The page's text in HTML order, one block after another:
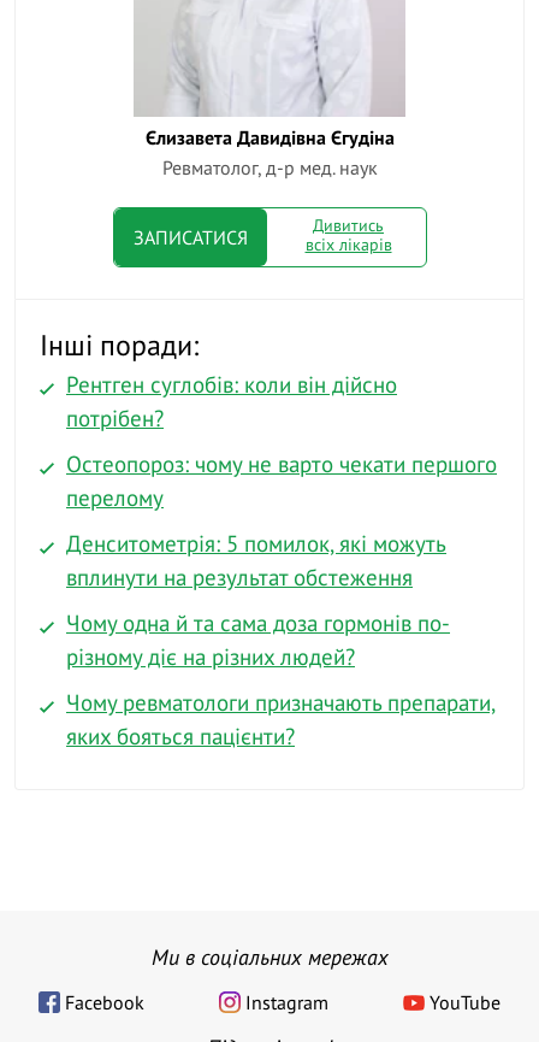
Єлизавета Давидівна Єгудіна
Ревматолог, д-р мед. наук
ЗАПИСАТИСЯ
Дивитись
всіх лікарів
Інші поради:
Рентген суглобів: коли він дійсно
потрібен?
Остеопороз: чому не варто чекати першого
перелому
Денситометрія: 5 помилок, які можуть
вплинути на результат обстеження
Чому одна й та сама доза гормонів по-
різному діє на різних людей?
Чому ревматологи призначають препарати,
яких бояться пацієнти?
Ми в соціальних мережах
Facebook Instagram YouTube